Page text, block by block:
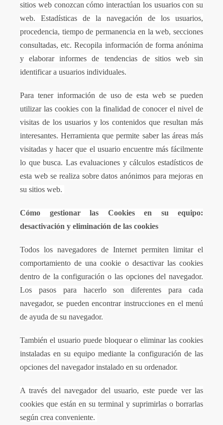
sitios web conozcan cómo interactúan los usuarios con su
web. Estadísticas de la navegación de los usuarios,
procedencia, tiempo de permanencia en la web, secciones
consultadas, etc. Recopila información de forma anónima
y elaborar informes de tendencias de sitios web sin
identificar a usuarios individuales.
Para tener información de uso de esta web se pueden
utilizar las cookies con la finalidad de conocer el nivel de
visitas de los usuarios y los contenidos que resultan más
interesantes. Herramienta que permite saber las áreas más
visitadas y hacer que el usuario encuentre más fácilmente
lo que busca. Las evaluaciones y cálculos estadísticos de
esta web se realiza sobre datos anónimos para mejoras en
su sitios web.
Cómo gestionar las Cookies en su equipo:
desactivación y eliminación de las cookies
Todos los navegadores de Internet permiten limitar el
comportamiento de una cookie o desactivar las cookies
dentro de la configuración o las opciones del navegador.
Los pasos para hacerlo son diferentes para cada
navegador, se pueden encontrar instrucciones en el menú
de ayuda de su navegador.
También el usuario puede bloquear o eliminar las cookies
instaladas en su equipo mediante la configuración de las
opciones del navegador instalado en su ordenador.
A través del navegador del usuario, este puede ver las
cookies que están en su terminal y suprimirlas o borrarlas
según crea conveniente.